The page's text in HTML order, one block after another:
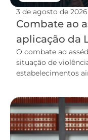
3 de agosto de 2026
Combate ao
aplicação da
O combate ao
situação de
estabelecimentos